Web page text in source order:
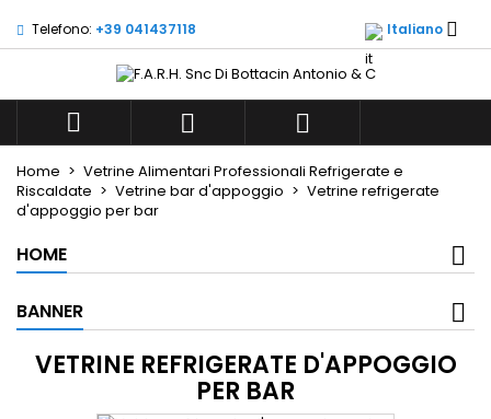
Telefono: +39 041437118 Italiano 
  
Home
Vetrine Alimentari Professionali Refrigerate e
Riscaldate
Vetrine bar d'appoggio
Vetrine refrigerate
d'appoggio per bar
HOME
BANNER
VETRINE REFRIGERATE D'APPOGGIO
PER BAR